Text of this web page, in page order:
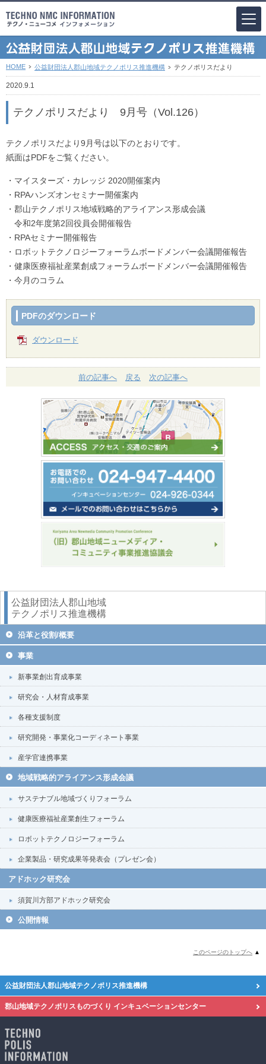
HOME 公益財団法人郡山地域テクノポリス推進機構 テクノポリスだより
2020.9.1
テクノポリスだより 9月号（Vol.126）
テクノポリスだより9月号は以下のとおりです。
紙面はPDFをご覧ください。
・マイスターズ・カレッジ 2020開催案内
・RPAハンズオンセミナー開催案内
・郡山テクノポリス地域戦略的アライアンス形成会議
令和2年度第2回役員会開催報告
・RPAセミナー開催報告
・ロボットテクノロジーフォーラムボードメンバー会議開催報告
・健康医療福祉産業創成フォーラムボードメンバー会議開催報告
・今月のコラム
PDFのダウンロード
ダウンロード
前の記事へ 戻る 次の記事へ
公益財団法人郡山地域
テクノポリス推進機構
沿革と役割/概要
事業
新事業創出育成事業
研究会・人材育成事業
各種支援制度
研究開発・事業化コーディネート事業
産学官連携事業
地域戦略的アライアンス形成会議
サステナブル地域づくりフォーラム
健康医療福祉産業創生フォーラム
ロボットテクノロジーフォーラム
企業製品・研究成果等発表会（プレゼン会）
アドホック研究会
須賀川方部アドホック研究会
公開情報
このページのトップへ ▲
公益財団法人郡山地域テクノポリス推進機構
郡山地域テクノポリスものづくり インキュベーションセンター